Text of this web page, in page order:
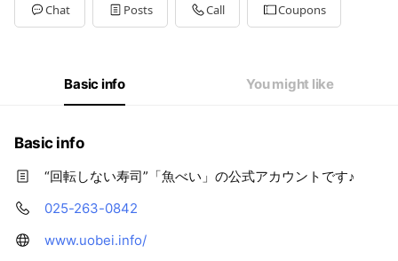
Chat Posts Call Coupons
Basic info You might like
Basic info
“回転しない寿司”「魚べい」の公式アカウントです♪
025-263-0842
www.uobei.info/